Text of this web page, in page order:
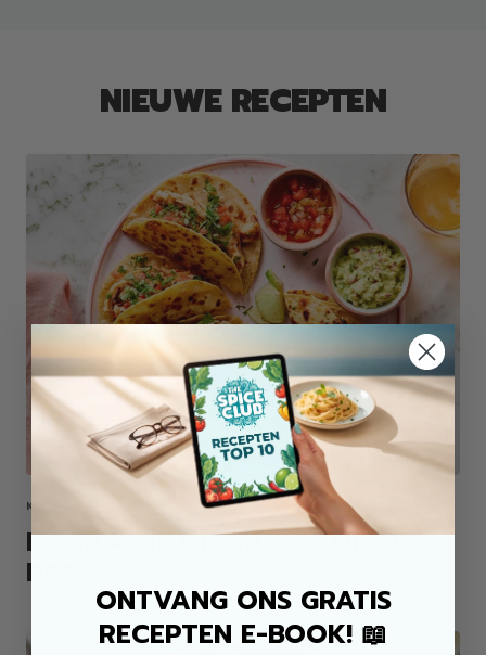
NIEUWE RECEPTEN
KIP ALLROUND MIX
KROKANTE KIP TACO'S UIT DE
PAN
ONTVANG ONS GRATIS
RECEPTEN E-BOOK! 📖